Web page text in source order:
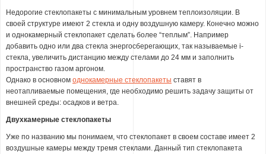
Недорогие стеклопакеты с минимальным уровнем теплоизоляции. В
своей структуре имеют 2 стекла и одну воздушную камеру. Конечно можно
и однокамерный стеклопакет сделать более “теплым”. Например
добавить одно или два стекла энергосберегающих, так называемые i-
стекла, увеличить дистанцию между стелами до 24 мм и заполнить
пространство газом аргоном.
Однако в основном однокамерные стеклопакеты ставят в
неотапливаемые помещения, где необходимо решить задачу защиты от
внешней среды: осадков и ветра.
Двухкамерные стеклопакеты
Уже по названию мы понимаем, что стеклопакет в своем составе имеет 2
воздушные камеры между тремя стеклами. Данный тип стеклопакета